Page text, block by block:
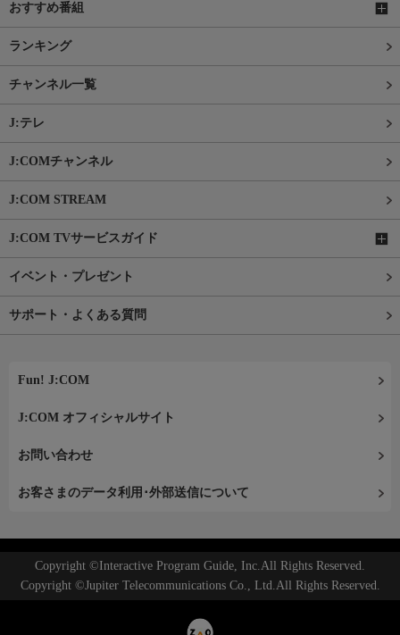
おすすめ番組
ランキング
チャンネル一覧
J:テレ
J:COMチャンネル
J:COM STREAM
J:COM TVサービスガイド
イベント・プレゼント
サポート・よくある質問
Fun! J:COM
J:COM オフィシャルサイト
お問い合わせ
お客さまのデータ利用･外部送信について
Copyright ©Interactive Program Guide, Inc.All Rights Reserved.
Copyright ©Jupiter Telecommunications Co., Ltd.All Rights Reserved.